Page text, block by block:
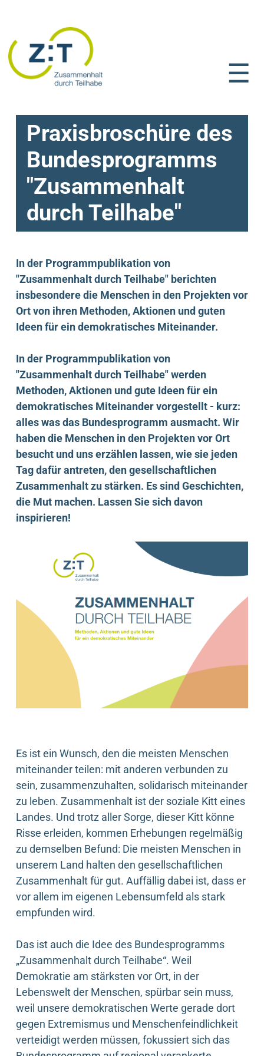
☰
Praxisbroschüre des
Bundesprogramms
"Zusammenhalt
durch Teilhabe"
In der Programmpublikation von
"Zusammenhalt durch Teilhabe" berichten
insbesondere die Menschen in den Projekten vor
Ort von ihren Methoden, Aktionen und guten
Ideen für ein demokratisches Miteinander.
In der Programmpublikation von
"Zusammenhalt durch Teilhabe" werden
Methoden, Aktionen und gute Ideen für ein
demokratisches Miteinandervorgestellt - kurz:
alles was das Bundesprogramm ausmacht. Wir
haben die Menschen in den Projekten vor Ort
besucht und uns erzählen lassen, wie sie jeden
Tag dafür antreten, den gesellschaftlichen
Zusammenhalt zu stärken. Es sind Geschichten,
die Mut machen. Lassen Sie sich davon
inspirieren!
Es ist ein Wunsch, den die meisten Menschen
miteinander teilen: mit anderen verbunden zu
sein, zusammenzuhalten, solidarisch miteinander
zu leben. Zusammenhalt ist der soziale Kitt eines
Landes. Und trotz aller Sorge, dieser Kitt könne
Risse erleiden, kommen Erhebungen regelmäßig
zu demselben Befund: Die meisten Menschen in
unserem Land halten den gesellschaftlichen
Zusammenhalt für gut. Auffällig dabei ist, dass er
vor allem im eigenen Lebensumfeld als stark
empfunden wird.
Das ist auch die Idee des Bundesprogramms
„Zusammenhalt durch Teilhabe“. Weil
Demokratie am stärksten vor Ort, in der
Lebenswelt der Menschen, spürbar sein muss,
weil unsere demokratischen Werte gerade dort
gegen Extremismus und Menschenfeindlichkeit
verteidigt werden müssen, fokussiert sich das